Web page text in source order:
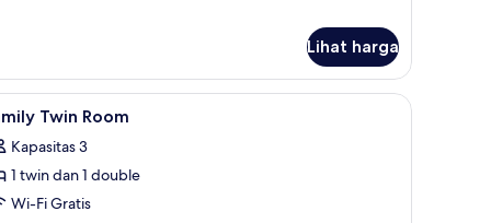
Lihat harga
Tirai kedap cahaya dan Wi-Fi gratis
1 Twin Room
Kapasitas 3
1 twin dan 1 double
Wi-Fi Gratis